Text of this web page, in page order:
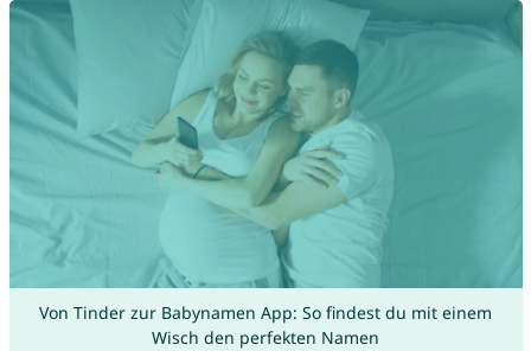
Von Tinder zur Babynamen App: So findest du mit einem
Wisch den perfekten Namen